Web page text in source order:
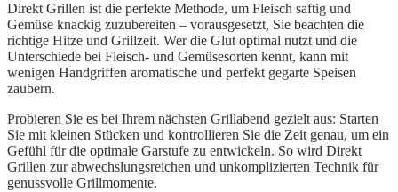
Direkt Grillen ist die perfekte Methode, um Fleisch saftig und
Gemüse knackig zuzubereiten – vorausgesetzt, Sie beachten die
richtige Hitze und Grillzeit. Wer die Glut optimal nutzt und die
Unterschiede bei Fleisch- und Gemüsesorten kennt, kann mit
wenigen Handgriffen aromatische und perfekt gegarte Speisen
zaubern.
Probieren Sie es bei Ihrem nächsten Grillabend gezielt aus: Starten
Sie mit kleinen Stücken und kontrollieren Sie die Zeit genau, um ein
Gefühl für die optimale Garstufe zu entwickeln. So wird Direkt
Grillen zur abwechslungsreichen und unkomplizierten Technik für
genussvolle Grillmomente.